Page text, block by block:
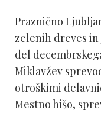
Praznično
zelenih dreves
del
Miklavžev
otroškimi
Mestno hišo,